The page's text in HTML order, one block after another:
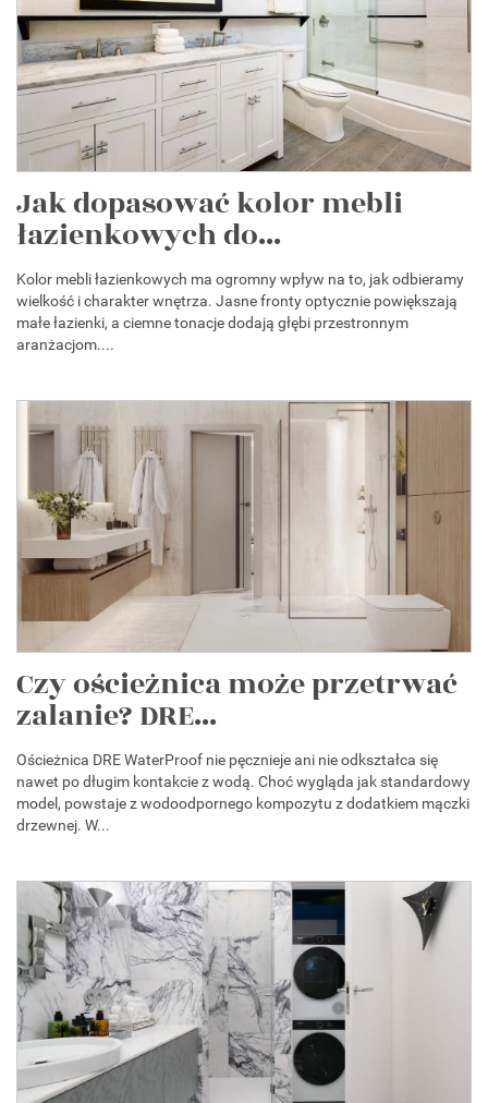
Jak dopasować kolor mebli
łazienkowych do...
Kolor mebli łazienkowych ma ogromny wpływ na to, jak odbieramy
wielkość i charakter wnętrza. Jasne fronty optycznie powiększają
małe łazienki, a ciemne tonacje dodają głębi przestronnym
aranżacjom....
Czy ościeżnica może przetrwać
zalanie? DRE...
Ościeżnica DRE WaterProof nie pęcznieje ani nie odkształca się
nawet po długim kontakcie z wodą. Choć wygląda jak standardowy
model, powstaje z wodoodpornego kompozytu z dodatkiem mączki
drzewnej. W...